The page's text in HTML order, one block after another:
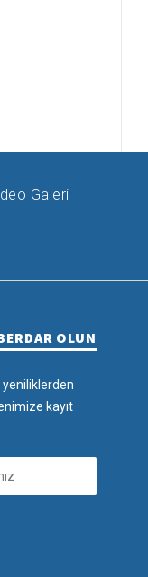
Galeri
OLUN
kayıt